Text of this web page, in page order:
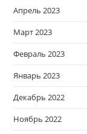
Апрель 2023
Март 2023
Февраль 2023
Январь 2023
Декабрь 2022
Ноябрь 2022